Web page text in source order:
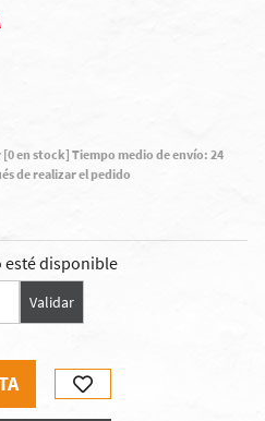
[0 en stock] Tiempo medio de envío: 24
de realizar el pedido
esté disponible
Validar